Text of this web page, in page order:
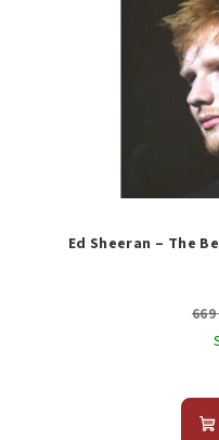
Ed Sheeran – The